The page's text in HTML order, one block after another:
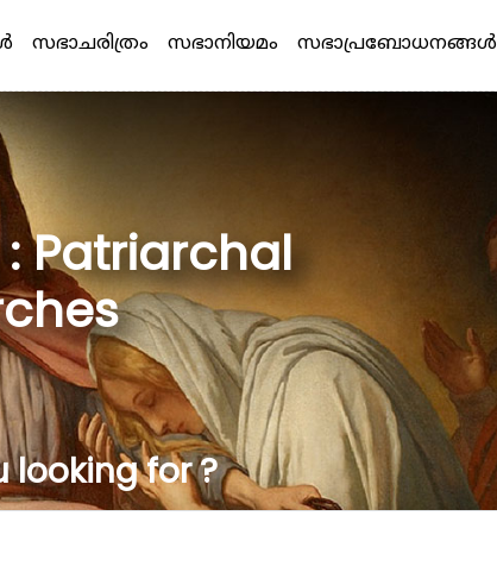
സഭാചരിത്രം സഭാനിയമം സഭാപ്രബോധനങ്ങള്‍
: Patriarchal
looking for ?